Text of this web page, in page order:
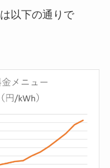
以下の通りで